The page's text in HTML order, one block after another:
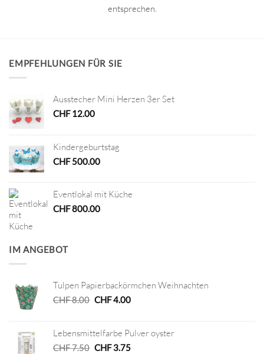
entsprechen.
EMPFEHLUNGEN FÜR SIE
Ausstecher Mini Herzen 3er Set
CHF12.00
Kindergeburtstag
CHF500.00
Eventlokal mit Küche
CHF800.00
IM ANGEBOT
Tulpen Papierbackörmchen Weihnachten
CHF8.00 Ursprünglicher
CHF 8.00
CHF4.00Aktueller
CHF 4.00.
Lebensmittelfarbe Pulver oyster
CHF7.50 Ursprünglicher
CHF3.75Aktueller